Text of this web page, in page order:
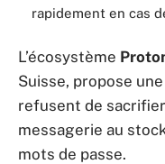
rapidement en cas
L’écosystème
Suisse, propose
refusent de
messagerie au
mots de passe.